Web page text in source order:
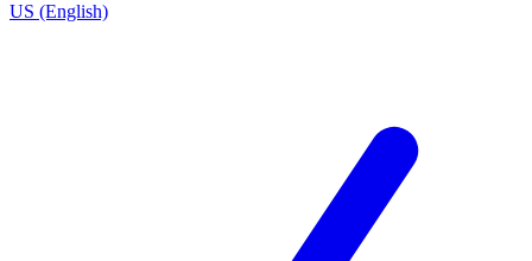
US (English)